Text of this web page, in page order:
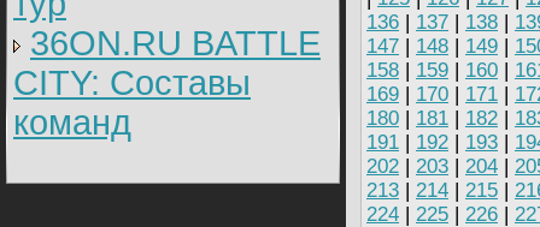
36ON.RU BATTLE
CITY: Составы
команд
136 | 137 | 138 |
147 | 148 | 149 |
158 | 159 | 160 |
169 | 170 | 171 |
180 | 181 | 182 |
191 | 192 | 193 |
202 | 203 | 204 |
213 | 214 | 215 |
224 | 225 | 226 |